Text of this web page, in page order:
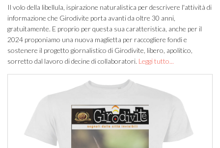
Il volo della libellula, ispirazione naturalistica per descrivere l'attività di
informazione che Girodivite porta avanti da oltre 30 anni,
gratuitamente. E proprio per questa sua caratteristica, anche per il
2024 proponiamo una nuova maglietta per raccogliere fondi e
sostenere il progetto giornalistico di Girodivite, libero, apolitico,
sorretto dal lavoro di decine di collaboratori. Leggi tutto...